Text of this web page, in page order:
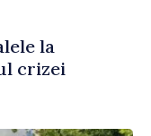
la
crizei